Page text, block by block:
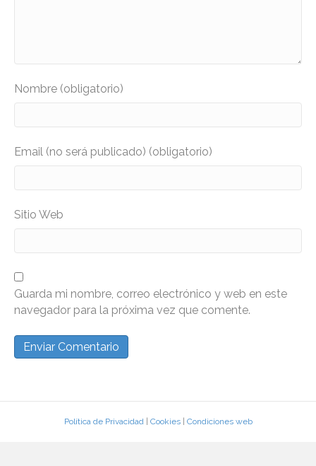
Nombre (obligatorio)
Email (no será publicado) (obligatorio)
Sitio Web
Guarda mi nombre, correo electrónico y web en este
navegador para la próxima vez que comente.
Política de Privacidad| Cookies| Condiciones web